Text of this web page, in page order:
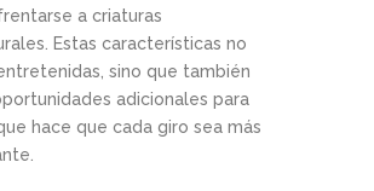
a criaturas
Estas características no
sino que también
adicionales para
hace que cada giro sea más